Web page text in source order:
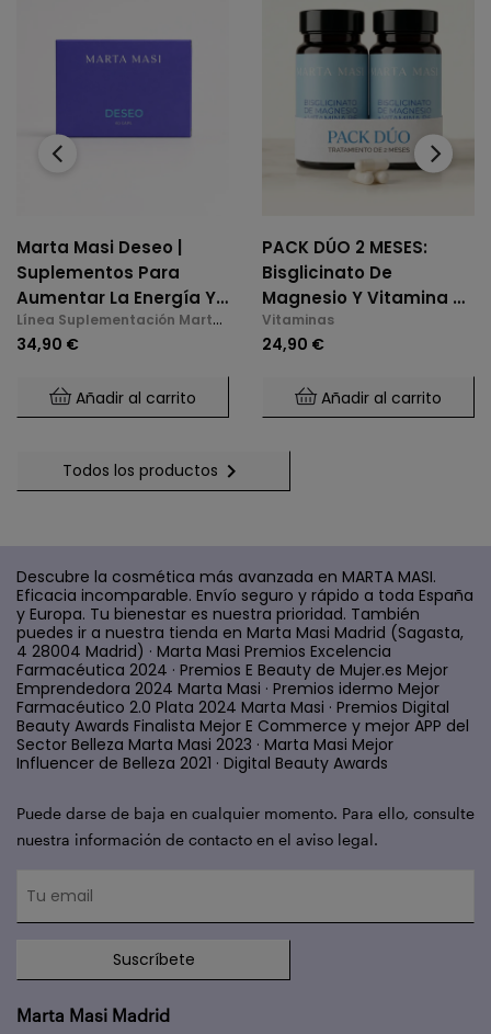
Marta Masi Deseo |
Suplementos Para
Aumentar La Energía Y
La Libido En La
Menopausia
Línea Suplementación Marta
Masi
34,90 €
Añadir al carrito
PACK DÚO 2 MESES:
Bisglicinato De
Magnesio Y Vitamina B6
(2 X 60 Cáps.)
Vitaminas
24,90 €
Añadir al carrito
‹ ›
Todos los productos 
Descubre la cosmética más avanzada en MARTA MASI.
Eficacia incomparable. Envío seguro y rápido a toda España
y Europa. Tu bienestar es nuestra prioridad. También
puedes ir a nuestra tienda en Marta Masi Madrid (Sagasta,
4 28004 Madrid) · Marta Masi Premios Excelencia
Farmacéutica 2024 · Premios E Beauty de Mujer.es Mejor
Emprendedora 2024 Marta Masi · Premios idermo Mejor
Farmacéutico 2.0 Plata 2024 Marta Masi · Premios Digital
Beauty Awards Finalista Mejor E Commerce y mejor APP del
Sector Belleza Marta Masi 2023 · Marta Masi Mejor
Influencer de Belleza 2021 · Digital Beauty Awards
Puede darse de baja en cualquier momento. Para ello, consulte
nuestra información de contacto en el aviso legal.
Suscríbete
Marta Masi Madrid